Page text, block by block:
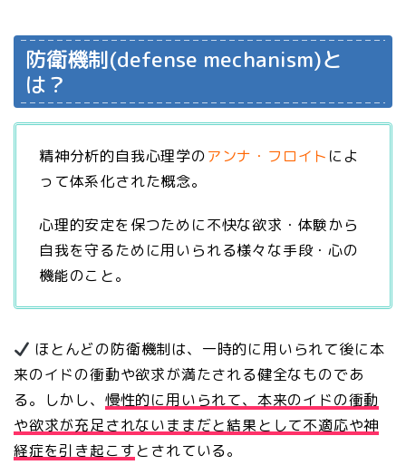
防衛機制(defense mechanism)と
は？
精神分析的自我心理学のアンナ・フロイト によ
って体系化された概念。
心理的安定を保つために不快な欲求・体験から
自我を守るために用いられる様々な手段・心の
機能のこと。
ほとんどの防衛機制は、一時的に用いられて後に本
来のイドの衝動や欲求が満たされる健全なものであ
る。しかし、 慢性的に用いられて、本来のイドの衝動
や欲求が充足されないままだと結果として不適応や神
経症を引き起こすとされている。